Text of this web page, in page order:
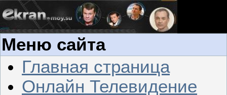
Меню сайта
Главная страница
Онлайн Телевидение